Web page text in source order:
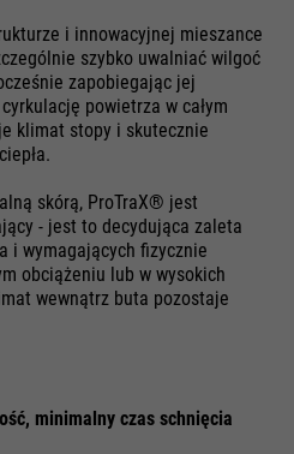
informację na temat
Analytics
wykorzystuje tak zwane
SID i HSID, które
identyfikator konta
i ostatnie logowanie
w cyfrowo
i zaszyfrowanej
tych dwóch
umożliwia Google
wielu rodzajów
Na przykład próby
informacji z formularzy
i innowacyjnej mieszance
szybko uwalniać wilgoć
zapobiegając jej
powietrza w całym
klimat stopy i skutecznie
skórą, ProTraX® jest
- jest to decydująca zaleta
i wymagających fizycznie
obciążeniu lub w wysokich
wewnątrz buta pozostaje
minimalny czas schnięcia